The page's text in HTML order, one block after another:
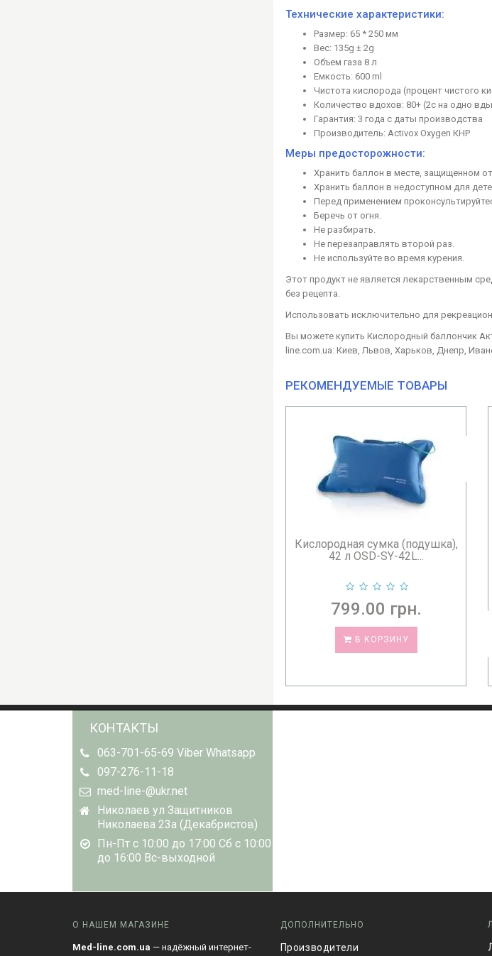
Технические характеристики:
Размер: 65 * 250 мм
Вес: 135g ± 2g
Объем газа 8 л
Емкость: 600 ml
Чистота кислорода (процент чистого
Количество вдохов: 80+ (2с на одно
Гарантия: 3 года с даты производства
Производитель: Activox Oxygen КНР
Меры предосторожности:
Хранить баллон в месте, защищенном
Хранить баллон в недоступном для
Перед применением
Беречь от огня.
Не разбирать.
Не перезаправлять второй раз.
Не используйте во время курения.
Этот продукт не является лекарственным
без рецепта.
Использовать исключительно для
Вы можете купить Кислородный баллончик
line.com.ua: Киев, Львов, Харьков, Днепр,
РЕКОМЕНДУЕМЫЕ ТОВАРЫ
Кислородная сумка (подушка),
42 л OSD-SY-42L...
799.00 грн.
В КОРЗИНУ
КОНТАКТЫ
063-701-65-69 Viber Whatsapp
097-276-11-18
med-line-@ukr.net
Николаев ул Защитников
Николаева 23а (Декабристов)
Пн-Пт с 10:00 до 17:00 Сб с 10:00
до 16:00 Вс-выходной
О НАШЕМ МАГАЗИНЕ
Med-line.com.ua — надёжный интернет-
ДОПОЛНИТЕЛЬНО
Производители